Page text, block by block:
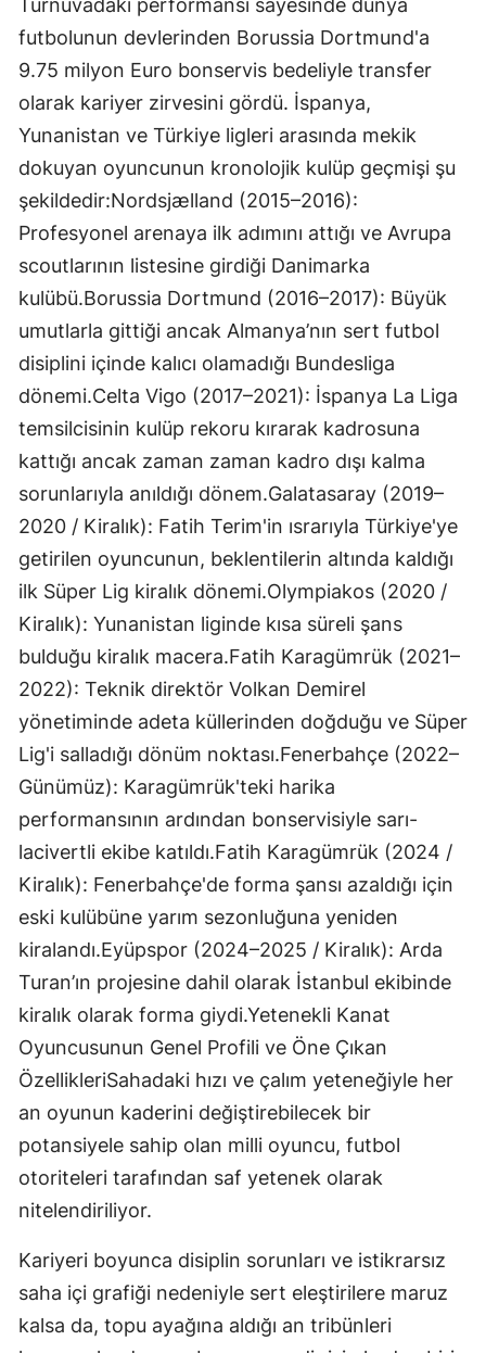
Turnuvadaki performansı sayesinde dünya
futbolunun devlerinden Borussia Dortmund'a
9.75 milyon Euro bonservis bedeliyle transfer
olarak kariyer zirvesini gördü. İspanya,
Yunanistan ve Türkiye ligleri arasında mekik
dokuyan oyuncunun kronolojik kulüp geçmişi şu
şekildedir:Nordsjælland (2015–2016):
Profesyonel arenaya ilk adımını attığı ve Avrupa
scoutlarının listesine girdiği Danimarka
kulübü.Borussia Dortmund (2016–2017): Büyük
umutlarla gittiği ancak Almanya’nın sert futbol
disiplini içinde kalıcı olamadığı Bundesliga
dönemi.Celta Vigo (2017–2021): İspanya La Liga
temsilcisinin kulüp rekoru kırarak kadrosuna
kattığı ancak zaman zaman kadro dışı kalma
sorunlarıyla anıldığı dönem.Galatasaray (2019–
2020 / Kiralık): Fatih Terim'in ısrarıyla Türkiye'ye
getirilen oyuncunun, beklentilerin altında kaldığı
ilk Süper Lig kiralık dönemi.Olympiakos (2020 /
Kiralık): Yunanistan liginde kısa süreli şans
bulduğu kiralık macera.Fatih Karagümrük (2021–
2022): Teknik direktör Volkan Demirel
yönetiminde adeta küllerinden doğduğu ve Süper
Lig'i salladığı dönüm noktası.Fenerbahçe (2022–
Günümüz): Karagümrük'teki harika
performansının ardından bonservisiyle sarı-
lacivertli ekibe katıldı.Fatih Karagümrük (2024 /
Kiralık): Fenerbahçe'de forma şansı azaldığı için
eski kulübüne yarım sezonluğuna yeniden
kiralandı.Eyüpspor (2024–2025 / Kiralık): Arda
Turan’ın projesine dahil olarak İstanbul ekibinde
kiralık olarak forma giydi.Yetenekli Kanat
Oyuncusunun Genel Profili ve Öne Çıkan
ÖzellikleriSahadaki hızı ve çalım yeteneğiyle her
an oyunun kaderini değiştirebilecek bir
potansiyele sahip olan milli oyuncu, futbol
otoriteleri tarafından saf yetenek olarak
nitelendiriliyor.
Kariyeri boyunca disiplin sorunları ve istikrarsız
saha içi grafiği nedeniyle sert eleştirilere maruz
kalsa da, topu ayağına aldığı an tribünleri